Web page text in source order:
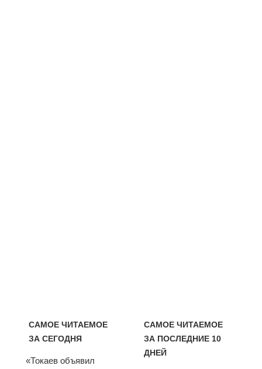
САМОЕ ЧИТАЕМОЕ
ЗА СЕГОДНЯ
«Токаев объявил
САМОЕ ЧИТАЕМОЕ
ЗА ПОСЛЕДНИЕ 10
ДНЕЙ